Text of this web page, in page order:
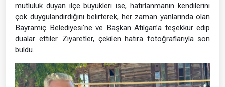
mutluluk duyan ilçe büyükleri ise, hatırlanmanın kendilerini
çok duygulandırdığını belirterek, her zaman yanlarında olan
Bayramiç Belediyesi'ne ve Başkan Atılgan’a teşekkür edip
dualar ettiler. Ziyaretler, çekilen hatıra fotoğraflarıyla son
buldu.